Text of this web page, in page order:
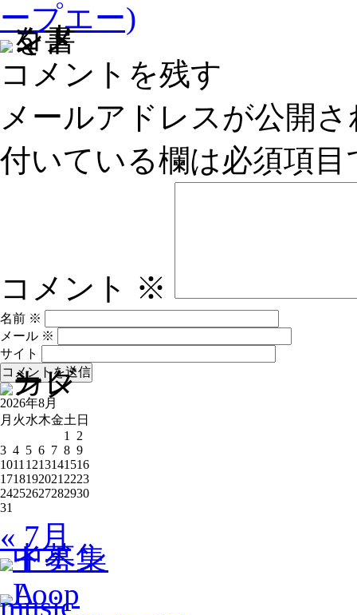
ープエー)
コメントを残す
メールアドレスが公開
付いている欄は必須項目
コメント ※
名前 ※
メール ※
サイト
2026年8月
月 火水木金土 日
1
2
3 4 5 6 7 8 9
1011 1213141516
1718192021 2223
24252627282930
31
« 7月